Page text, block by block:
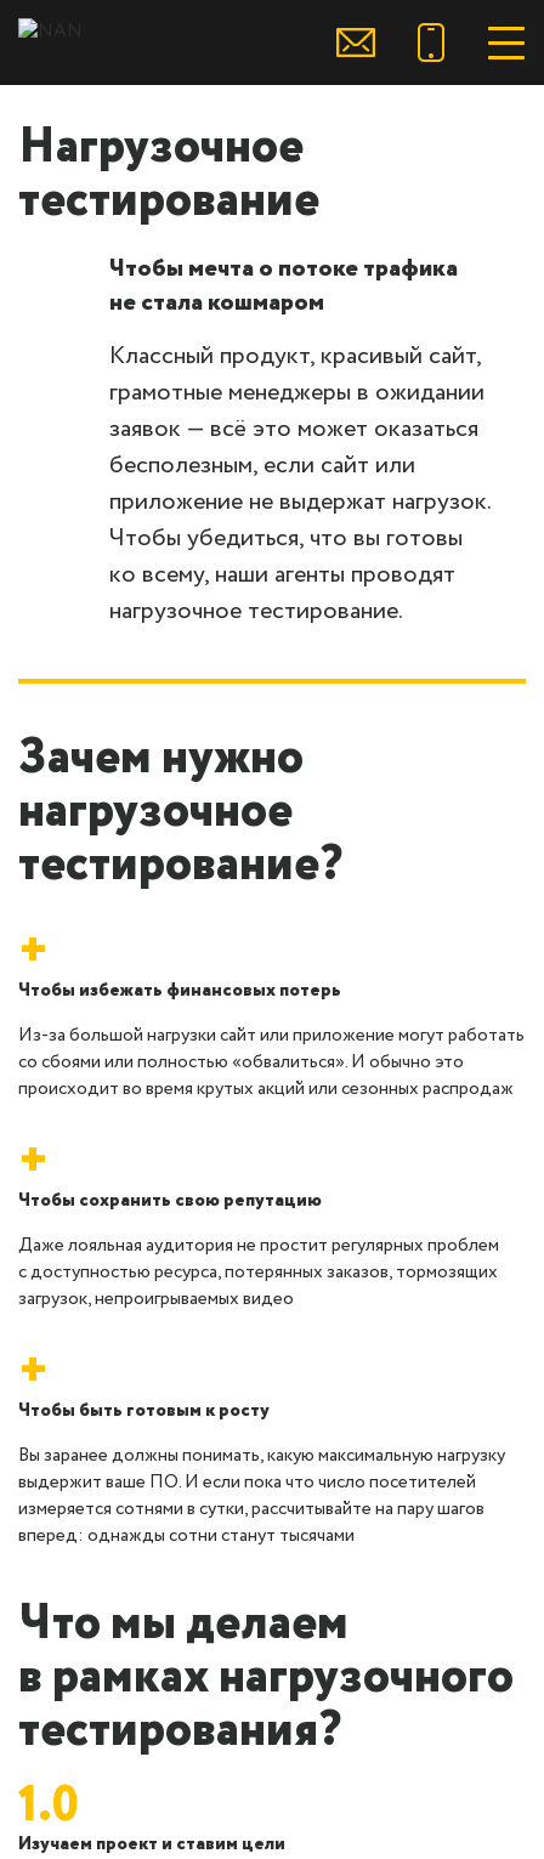
Нагрузочное
тестирование
Чтобы мечта о потоке трафика
не стала кошмаром
Классный продукт, красивый сайт,
грамотные менеджеры в ожидании
заявок — всё это может оказаться
бесполезным, если сайт или
приложение не выдержат нагрузок.
Чтобы убедиться, что вы готовы
ко всему, наши агенты проводят
нагрузочное тестирование.
Зачем нужно
нагрузочное
тестирование?
+
Чтобы избежать финансовых потерь
Из-за большой нагрузки сайт или приложение могут работать
со сбоями или полностью «обвалиться». И обычно это
происходит во время крутых акций или сезонных распродаж
+
Чтобы сохранить свою репутацию
Даже лояльная аудитория не простит регулярных проблем
с доступностью ресурса, потерянных заказов, тормозящих
загрузок, непроигрываемых видео
+
Чтобы быть готовым к росту
Вы заранее должны понимать, какую максимальную нагрузку
выдержит ваше ПО. И если пока что число посетителей
измеряется сотнями в сутки, рассчитывайте на пару шагов
вперед: однажды сотни станут тысячами
Что мы делаем
в рамках нагрузочного
тестирования?
1.0
Изучаем проект и ставим цели